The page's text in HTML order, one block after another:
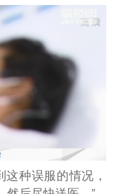
种误服的情况，